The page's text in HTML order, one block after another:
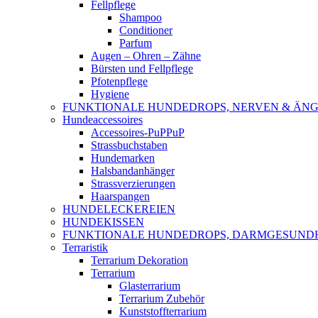
Fellpflege
Shampoo
Conditioner
Parfum
Augen – Ohren – Zähne
Bürsten und Fellpflege
Pfotenpflege
Hygiene
FUNKTIONALE HUNDEDROPS, NERVEN &
Hundeaccessoires
Accessoires-PuPPuP
Strassbuchstaben
Hundemarken
Halsbandanhänger
Strassverzierungen
Haarspangen
HUNDELECKEREIEN
HUNDEKISSEN
FUNKTIONALE HUNDEDROPS,
Terraristik
Terrarium Dekoration
Terrarium
Glasterrarium
Terrarium Zubehör
Kunststoffterrarium